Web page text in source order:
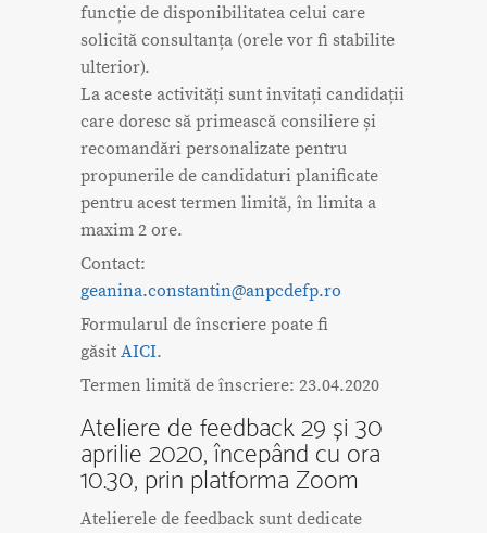
funcție de disponibilitatea celui care
solicită consultanța (orele vor fi stabilite
ulterior).
La aceste activități sunt invitați candidații
care doresc să primească consiliere și
recomandări personalizate pentru
propunerile de candidaturi planificate
pentru acest termen limită, în limita a
maxim 2 ore.
Contact:
geanina.constantin@anpcdefp.ro
Formularul de înscriere poate fi
găsit AICI.
Termen limită de înscriere: 23.04.2020
Ateliere de feedback 29 și 30
aprilie 2020, începând cu ora
10.30, prin platforma Zoom
Atelierele de feedback sunt dedicate